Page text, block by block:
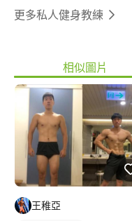
更多私人健身教練
相似圖片
王稚亞